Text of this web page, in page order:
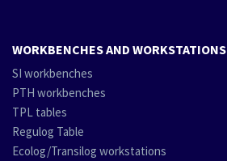
WORKBENCHES AND WORKSTATIONS
SI workbenches
PTH workbenches
TPL tables
Regulog Table
Ecolog/Transilog workstations